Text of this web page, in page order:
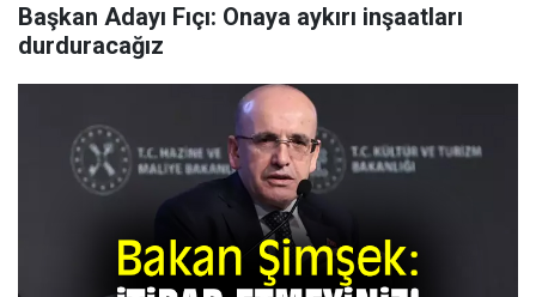
Başkan Adayı Fıçı: Onaya aykırı inşaatları
durduracağız